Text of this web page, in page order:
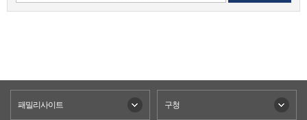
패밀리사이트 구청